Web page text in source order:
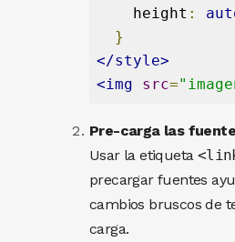
height :
}
</style>
<img src=
Pre-carga las
Usar la etiqueta
precargar fuentes
cambios bruscos de
carga.